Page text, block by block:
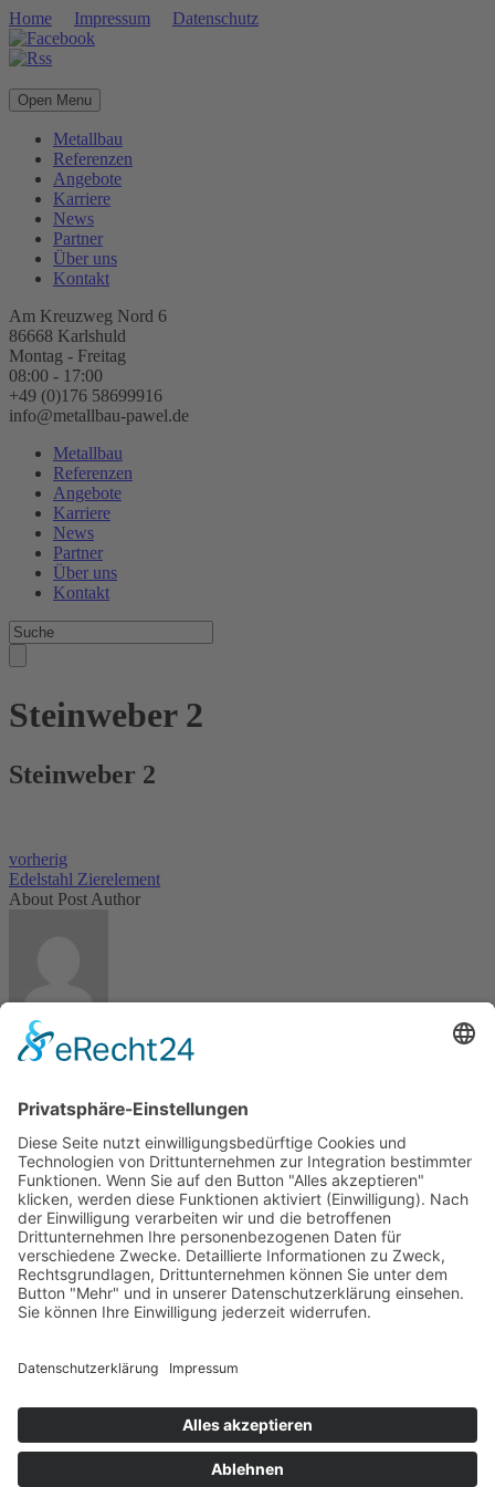
Home Impressum Datenschutz
Open Menu
Metallbau
Referenzen
Angebote
Karriere
News
Partner
Über uns
Kontakt
Am Kreuzweg Nord 6
86668 Karlshuld
Montag - Freitag
08:00 - 17:00
+49 (0)176 58699916
info@metallbau-pawel.de
Metallbau
Referenzen
Angebote
Karriere
News
Partner
Über uns
Kontakt
Steinweber 2
Steinweber 2
vorherig
Edelstahl Zierelement
About Post Author
Max
Kontakt
Meisterbetrieb Metallbau Manuel Pawel
86668 Karlshuld
Telefon: +49 (0)176 58699916
E-Mail:info@metallbau-pawel.de
Projekte